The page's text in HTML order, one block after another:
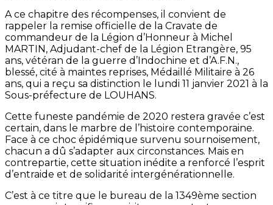
A ce chapitre des récompenses, il convient de
rappeler la remise officielle de la Cravate de
commandeur de la Légion d’Honneur à Michel
MARTIN, Adjudant-chef de la Légion Etrangère, 95
ans, vétéran de la guerre d’Indochine et d’A.F.N.,
blessé, cité à maintes reprises, Médaillé Militaire à 26
ans, qui a reçu sa distinction le lundi 11 janvier 2021 à la
Sous-préfecture de LOUHANS.
Cette funeste pandémie de 2020 restera gravée c’est
certain, dans le marbre de l’histoire contemporaine.
Face à ce choc épidémique survenu sournoisement,
chacun a dû s’adapter aux circonstances. Mais en
contrepartie, cette situation inédite a renforcé l’esprit
d’entraide et de solidarité intergénérationnelle.
C’est à ce titre que le bureau de la 1349ème section